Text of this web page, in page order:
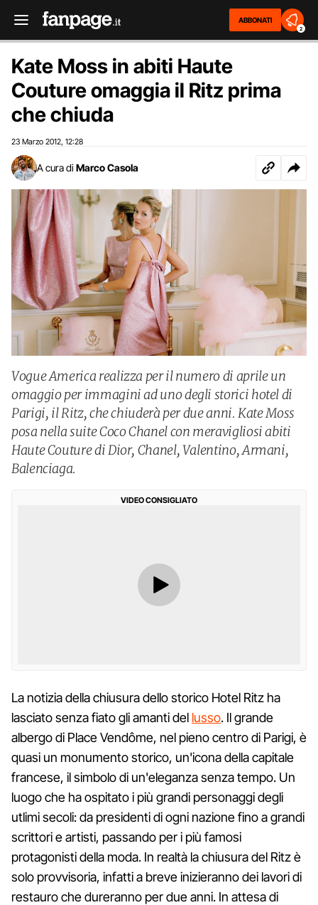
ABBONATI
2
Kate Moss in abiti Haute
Couture omaggia il Ritz prima
che chiuda
23 Marzo 2012 12:28
A cura di Marco Casola
Vogue America realizza per il numero di aprile un
omaggio per immagini ad uno degli storici hotel di
Parigi, il Ritz, che chiuderà per due anni. Kate Moss
posa nella suite Coco Chanel con meravigliosi abiti
Haute Couture di Dior, Chanel, Valentino, Armani,
Balenciaga.
VIDEO CONSIGLIATO
La notizia della chiusura dello storico Hotel Ritz ha
lasciato senza fiato gli amanti del lusso. Il grande
albergo di Place Vendôme, nel pieno centro di Parigi, è
quasi un monumento storico, un'icona della capitale
francese, il simbolo di un'eleganza senza tempo. Un
luogo che ha ospitato i più grandi personaggi degli
utlimi secoli: da presidenti di ogni nazione fino a grandi
scrittori e artisti, passando per i più famosi
protagonisti della moda. In realtà la chiusura del Ritz è
solo provvisoria, infatti a breve inizieranno dei lavori di
restauro che dureranno per due anni. In attesa di